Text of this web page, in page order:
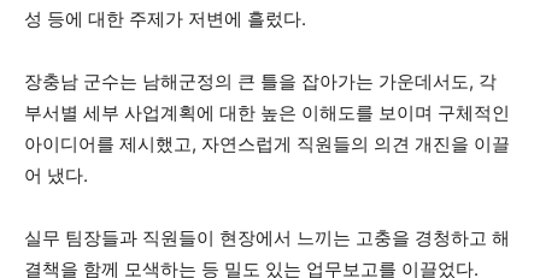
성 등에 대한 주제가 저변에 흘렀다.
장충남 군수는 남해군정의 큰 틀을 잡아가는 가운데서도, 각
부서별 세부 사업계획에 대한 높은 이해도를 보이며 구체적인
아이디어를 제시했고, 자연스럽게 직원들의 의견 개진을 이끌
어 냈다.
실무 팀장들과 직원들이 현장에서 느끼는 고충을 경청하고 해
결책을 함께 모색하는 등 밀도 있는 업무보고를 이끌었다.